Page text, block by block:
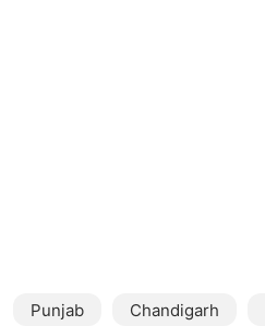
Punjab Chandigarh